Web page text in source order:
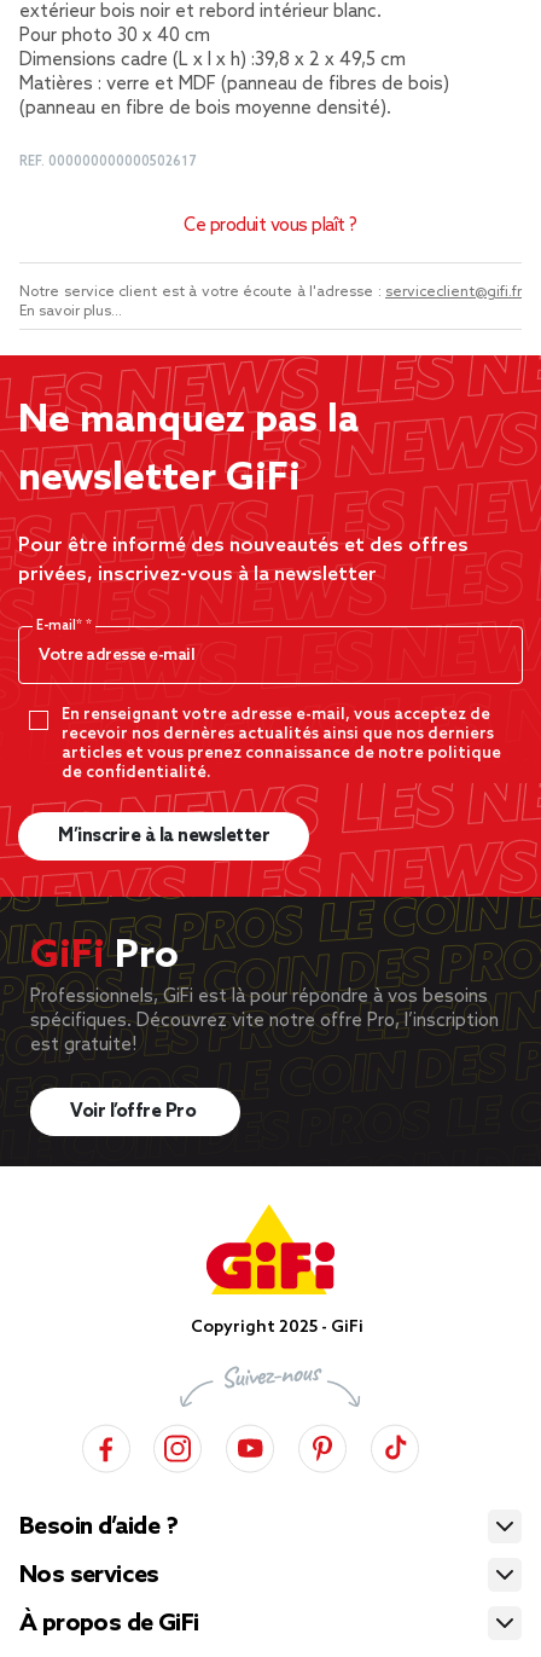
extérieur bois noir et rebord intérieur blanc.
Pour photo 30 x 40 cm
Dimensions cadre (L x l x h) :39,8 x 2 x 49,5 cm
Matières : verre et MDF (panneau de fibres de bois)
(panneau en fibre de bois moyenne densité).
REF. 000000000000502617
Ce produit vous plaît ?
Notre service client est à votre écoute à l'adresse : serviceclient@gifi.fr
En savoir plus...
Ne manquez pas la
newsletter GiFi
Pour être informé des nouveautés et des offres
privées, inscrivez-vous à la newsletter
E-mail*
En renseignant votre adresse e-mail, vous acceptez de
recevoir nos dernères actualités ainsi que nos derniers
articles et vous prenez connaissance de notre politique
de confidentialité.
M’inscrire à la newsletter
GiFiPro
Professionnels, GiFi est là pour répondre à vos besoins
spécifiques. Découvrez vite notre offre Pro, l’inscription
est gratuite!
Voir l’offre Pro
Copyright 2025 - GiFi
Besoin d’aide ?
Nos services
À propos de GiFi